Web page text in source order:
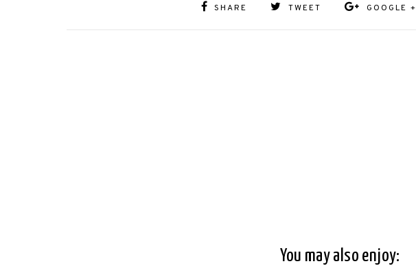
SHARE TWEET GOOGLE +
You may also enjoy: